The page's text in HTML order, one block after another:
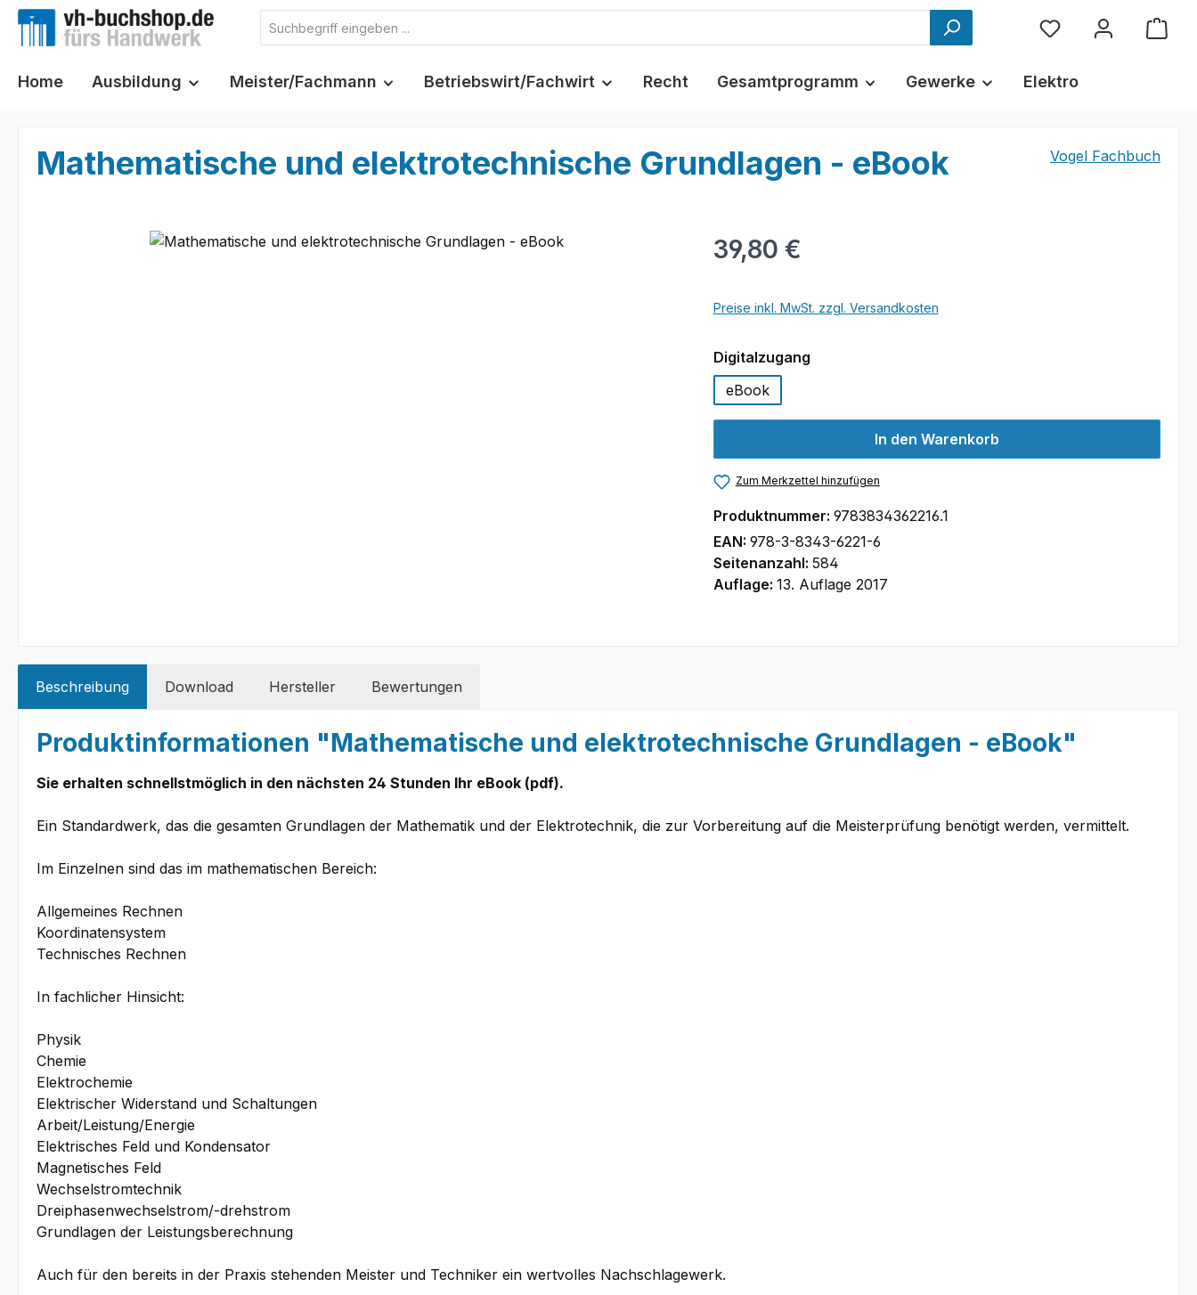
Hauptinhalt springen
Zur Suche springen
Zur Hauptnavigation springen
Home Ausbildung Meister/Fachmann Betriebswirt/Fachwirt Recht Gesamtprogramm Gewerke Elektro
Mathematische und elektrotechnische Grundlagen - eBook Vogel Fachbuch
Bildergalerie überspringen 39,80 €
Preise inkl. MwSt. zzgl. Versandkosten
Digitalzugangauswählen
eBook
In den Warenkorb
Zum Merkzettel hinzufügen
Produktnummer: 9783834362216.1
EAN: 978-3-8343-6221-6
Seitenanzahl: 584
Auflage: 13. Auflage 2017
Beschreibung Download Hersteller Bewertungen
Produktinformationen "Mathematische und elektrotechnische Grundlagen - eBook"
Sie erhalten schnellstmöglich in den nächsten 24 Stunden Ihr eBook (pdf).
Ein Standardwerk, das die gesamten Grundlagen der Mathematik und der Elektrotechnik, die zur Vorbereitung auf die Meisterprüfung benötigt werden, vermittelt.
Im Einzelnen sind das im mathematischen Bereich:
Allgemeines Rechnen
Koordinatensystem
Technisches Rechnen
In fachlicher Hinsicht:
Physik
Chemie
Elektrochemie
Elektrischer Widerstand und Schaltungen
Arbeit/Leistung/Energie
Elektrisches Feld und Kondensator
Magnetisches Feld
Wechselstromtechnik
Dreiphasenwechselstrom/-drehstrom
Grundlagen der Leistungsberechnung
Auch für den bereits in der Praxis stehenden Meister und Techniker ein wertvolles Nachschlagewerk.